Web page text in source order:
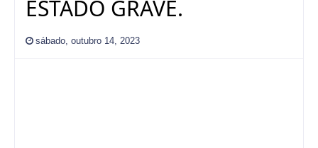
ESTADO GRAVE.
sábado, outubro 14, 2023